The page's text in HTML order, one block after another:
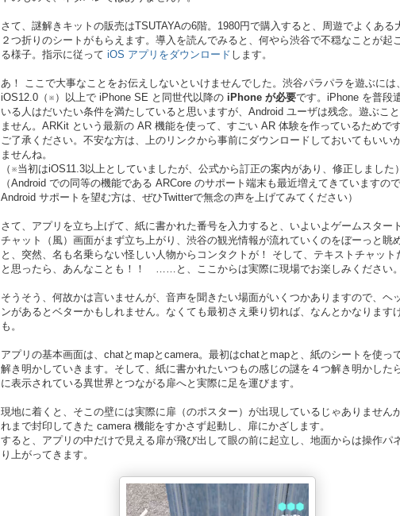
さて、謎解きキットの販売はTSUTAYAの6階。1980円で購入すると、周遊でよくある
２つ折りのシートがもらえます。導入を読んでみると、何やら渋谷で不穏なことが起
る様子。指示に従って iOS アプリをダウンロード します。
あ！ ここで大事なことをお伝えしないといけませんでした。渋谷パラパラを遊ぶには、
iOS12.0（※）以上で iPhone SE と同世代以降の iPhone が必要です。iPhone を普段
いる人はだいたい条件を満たしていると思いますが、Android ユーザは残念。遊ぶこ
ません。ARKit という最新の AR 機能を使って、すごい AR 体験を作っているためです
ご了承ください。不安な方は、上のリンクから事前にダウンロードしておいてもいい
ませんね。
（※当初はiOS11.3以上としていましたが、公式から訂正の案内があり、修正しました）
（Android での同等の機能である ARCore のサポート端末も最近増えてきていますので
Android サポートを望む方は、ぜひTwitterで無念の声を上げてみてください）
さて、アプリを立ち上げて、紙に書かれた番号を入力すると、いよいよゲームスター
チャット（風）画面がまず立ち上がり、渋谷の観光情報が流れていくのをぼーっと眺
と、突然、名も名乗らない怪しい人物からコンタクトが！ そして、テキストチャット
と思ったら、あんなことも！！ ……と、ここからは実際に現場でお楽しみください。
そうそう、何故かは言いませんが、音声を聞きたい場面がいくつかありますので、ヘ
ンがあるとベターかもしれません。なくても最初さえ乗り切れば、なんとかなります
も。
アプリの基本画面は、chatとmapとcamera。最初はchatとmapと、紙のシートを使っ
解き明かしていきます。そして、紙に書かれたいつもの感じの謎を４つ解き明かした
に表示されている異世界とつながる扉へと実際に足を運びます。
現地に着くと、そこの壁には実際に扉（のポスター）が出現しているじゃありません
れまで封印してきた camera 機能をすかさず起動し、扉にかざします。
すると、アプリの中だけで見える扉が飛び出して眼の前に起立し、地面からは操作パ
り上がってきます。